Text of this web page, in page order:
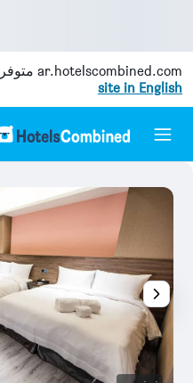
ar.hotelscombined.com
site in English